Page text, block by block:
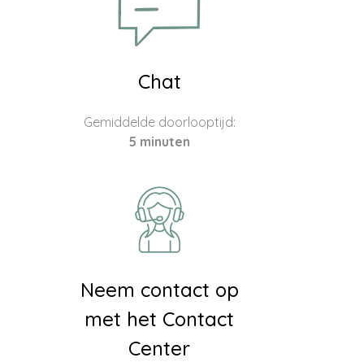
Chat
Gemiddelde doorlooptijd:
5 minuten
Neem contact op
met het Contact
Center